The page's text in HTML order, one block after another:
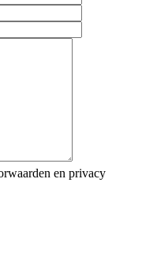
en privacy